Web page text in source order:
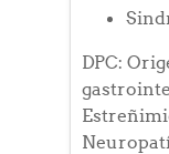
DPC: